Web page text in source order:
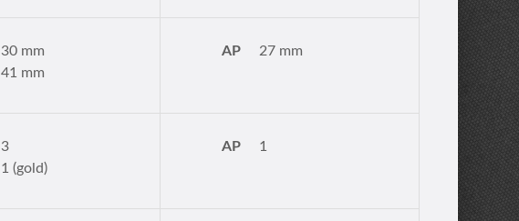
30 mm
41 mm
AP 27 mm
3
1 (gold)
AP 1